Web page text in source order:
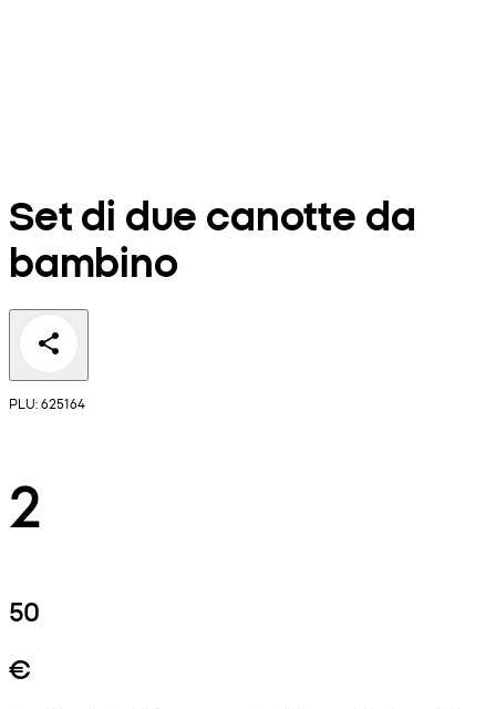
Set di due canotte da
bambino
PLU: 625164
2
50
€